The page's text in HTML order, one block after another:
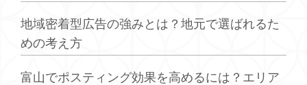
地域密着型広告の強みとは？地元で選ばれるた
めの考え方
富山でポスティング効果を高めるには？エリア